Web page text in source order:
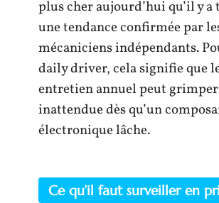
plus cher aujourd’hui qu’il y a
une tendance confirmée par
mécaniciens indépendants.
daily driver, cela signifie que
entretien annuel peut
inattendue dès qu’un
électronique lâche.
Ce qu’il faut surveiller en